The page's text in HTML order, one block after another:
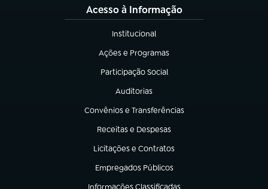
Acesso à Informação
Institucional
(abre em nova aba)
Ações e Programas
(abre em nova aba)
Participação Social
(abre em nova aba)
Auditorias
(abre em nova aba)
Convênios e Transferências
(abre em nova aba)
Receitas e Despesas
(abre em nova aba)
Licitações e Contratos
(abre em nova aba)
Empregados Públicos
(abre em nova aba)
Informações Classificadas